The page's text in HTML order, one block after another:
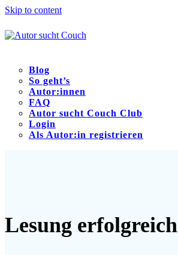
Skip to content
Blog
So geht’s
Autor:innen
FAQ
Autor sucht Couch Club
Login
Als Autor:in registrieren
Lesung erfolgreich